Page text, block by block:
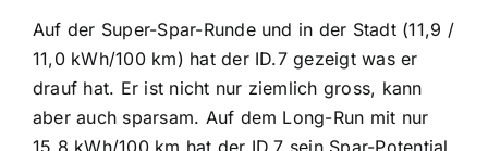
Auf der Super-Spar-Runde und in der Stadt (11,9 /
11,0 kWh/100 km) hat der ID.7 gezeigt was er
drauf hat. Er ist nicht nur ziemlich gross, kann
aber auch sparsam. Auf dem Long-Run mit nur
15,8 kWh/100 km hat der ID.7 sein Spar-Potential